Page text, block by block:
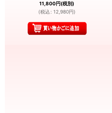
11,800円(税別)
(税込 : 12,980円)